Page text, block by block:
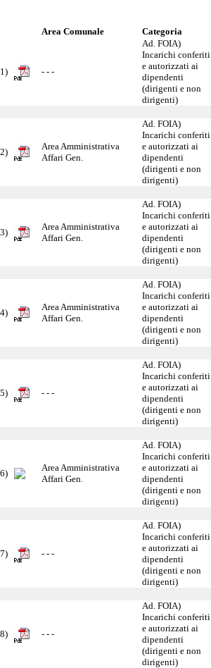
Area Comunale Categoria
1) - - -
Ad. FOIA)
Incarichi conferiti
e autorizzati ai
dipendenti
(dirigenti e non
dirigenti)
2)
Area Amministrativa
Affari Gen.
Ad. FOIA)
Incarichi conferiti
e autorizzati ai
dipendenti
(dirigenti e non
dirigenti)
3)
Area Amministrativa
Affari Gen.
Ad. FOIA)
Incarichi conferiti
e autorizzati ai
dipendenti
(dirigenti e non
dirigenti)
4)
Area Amministrativa
Affari Gen.
Ad. FOIA)
Incarichi conferiti
e autorizzati ai
dipendenti
(dirigenti e non
dirigenti)
5) - - -
Ad. FOIA)
Incarichi conferiti
e autorizzati ai
dipendenti
(dirigenti e non
dirigenti)
6)
Area Amministrativa
Affari Gen.
Ad. FOIA)
Incarichi conferiti
e autorizzati ai
dipendenti
(dirigenti e non
dirigenti)
7) - - -
Ad. FOIA)
Incarichi conferiti
e autorizzati ai
dipendenti
(dirigenti e non
dirigenti)
8) - - -
Ad. FOIA)
Incarichi conferiti
e autorizzati ai
dipendenti
(dirigenti e non
dirigenti)